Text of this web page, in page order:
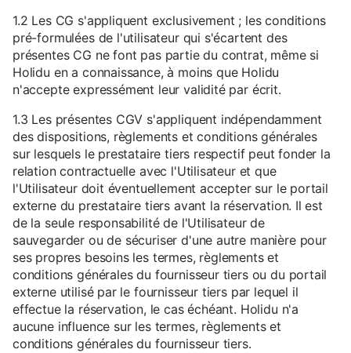
1.2 Les CG s'appliquent exclusivement ; les conditions
pré-formulées de l'utilisateur qui s'écartent des
présentes CG ne font pas partie du contrat, même si
Holidu en a connaissance, à moins que Holidu
n'accepte expressément leur validité par écrit.
1.3 Les présentes CGV s'appliquent indépendamment
des dispositions, règlements et conditions générales
sur lesquels le prestataire tiers respectif peut fonder la
relation contractuelle avec l'Utilisateur et que
l'Utilisateur doit éventuellement accepter sur le portail
externe du prestataire tiers avant la réservation. Il est
de la seule responsabilité de l'Utilisateur de
sauvegarder ou de sécuriser d'une autre manière pour
ses propres besoins les termes, règlements et
conditions générales du fournisseur tiers ou du portail
externe utilisé par le fournisseur tiers par lequel il
effectue la réservation, le cas échéant. Holidu n'a
aucune influence sur les termes, règlements et
conditions générales du fournisseur tiers.